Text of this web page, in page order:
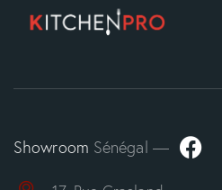
Showroom Sénégal —